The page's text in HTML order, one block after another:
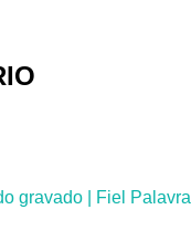
gravado | Fiel Palavra